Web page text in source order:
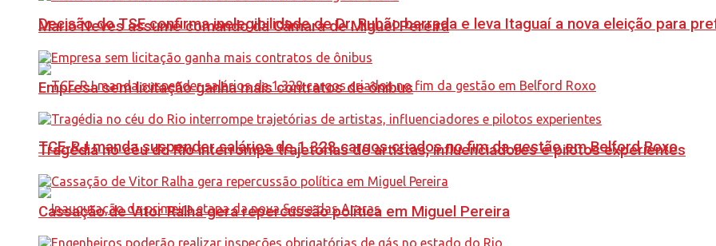
Decisão do TSE confirma inelegibilidade de Dr. Rubão barrada e leva Itaguaí a nova eleição para
TCE-RJ manda suspender salários de 1.328 cargos criados no fim da gestão em Belford Roxo
Mario Neves assume comando da Câmara de Miguel Pereira
Empresa sem licitação ganha mais contratos de ônibus
Tragédia no céu do Rio interrompe trajetórias de artistas, influenciadores e pilotos experientes
Cassação de Vitor Ralha gera repercussão política em Miguel Pereira